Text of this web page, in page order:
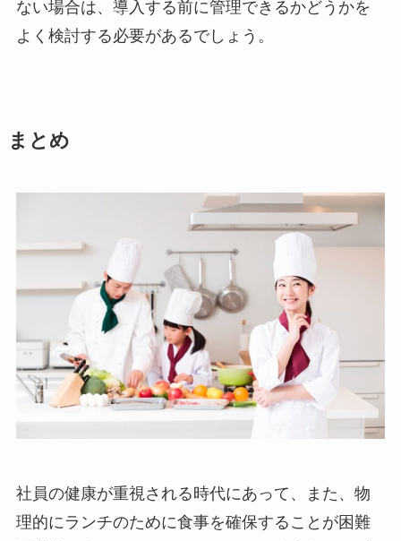
ない場合は、導入する前に管理できるかどうかを
よく検討する必要があるでしょう。
まとめ
社員の健康が重視される時代にあって、また、物
理的にランチのために食事を確保することが困難